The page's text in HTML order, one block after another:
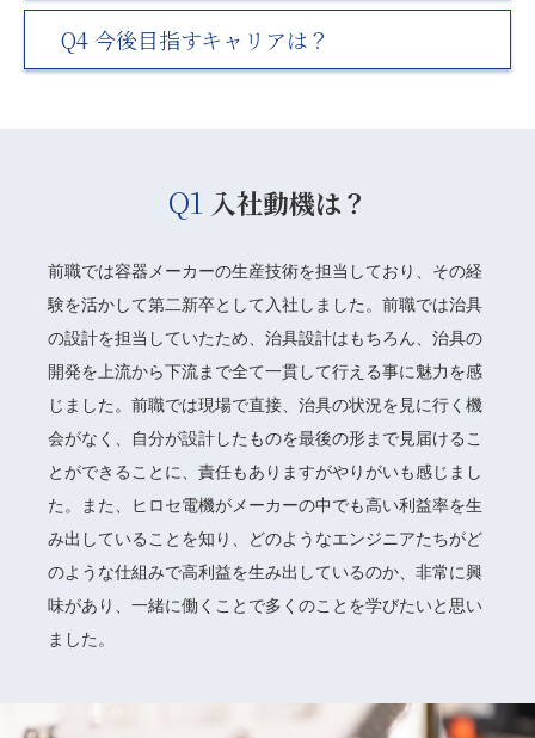
Q4 今後目指すキャリアは？
Q1 入社動機は？
前職では容器メーカーの生産技術を担当しており、その経
験を活かして第二新卒として入社しました。前職では治具
の設計を担当していたため、治具設計はもちろん、治具の
開発を上流から下流まで全て一貫して行える事に魅力を感
じました。前職では現場で直接、治具の状況を見に行く機
会がなく、自分が設計したものを最後の形まで見届けるこ
とができることに、責任もありますがやりがいも感じまし
た。また、ヒロセ電機がメーカーの中でも高い利益率を生
み出していることを知り、どのようなエンジニアたちがど
のような仕組みで高利益を生み出しているのか、非常に興
味があり、一緒に働くことで多くのことを学びたいと思い
ました。